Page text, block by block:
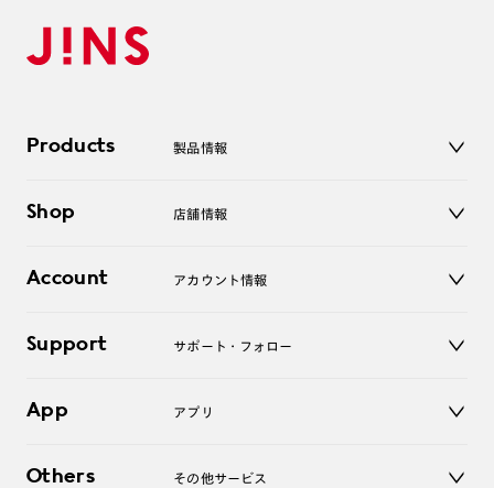
Products 製品情報
サングラス
コンタクトレンズ
アクセサリー
Shop 店舗情報
オンラインショップ
Account アカウント情報
ログアウト
Support サポート・フォロー
よくあるご質問
お問い合わせ
App アプリ
Others その他サービス